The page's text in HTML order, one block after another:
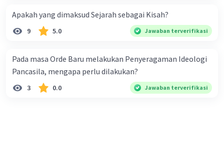
Apakah yang dimaksud Sejarah sebagai Kisah?
9 5.0 Jawaban terverifikasi
Pada masa Orde Baru melakukan Penyeragaman Ideologi
Pancasila, mengapa perlu dilakukan?
3 0.0 Jawaban terverifikasi